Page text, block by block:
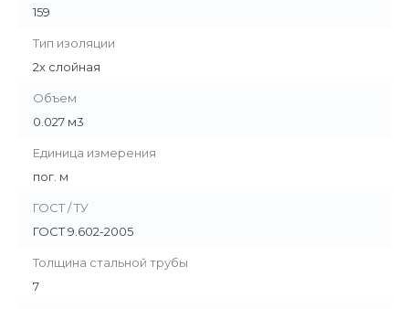
159
Тип изоляции
2х слойная
Объем
0.027 м3
Единица измерения
пог. м
ГОСТ / ТУ
ГОСТ 9.602-2005
Толщина стальной трубы
7